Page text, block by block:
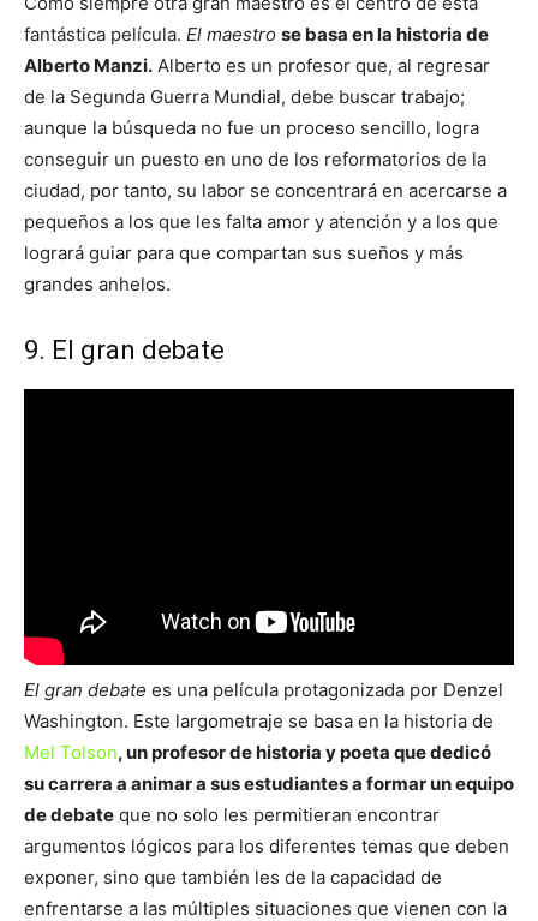
fantástica película. El maestro se basa en la historia de
Alberto Manzi. Alberto es un profesor que, al regresar
de la Segunda Guerra Mundial, debe buscar trabajo;
aunque la búsqueda no fue un proceso sencillo, logra
conseguir un puesto en uno de los reformatorios de la
ciudad, por tanto, su labor se concentrará en acercarse a
pequeños a los que les falta amor y atención y a los que
logrará guiar para que compartan sus sueños y más
grandes anhelos.
9. El gran debate
El gran debate es una película protagonizada por Denzel
Washington. Este largometraje se basa en la historia de
Mel Tolson, un profesor de historia y poeta que dedicó
su carrera a animar a sus estudiantes a formar un equipo
de debate que no solo les permitieran encontrar
argumentos lógicos para los diferentes temas que deben
exponer, sino que también les de la capacidad de
enfrentarse a las múltiples situaciones que vienen con la